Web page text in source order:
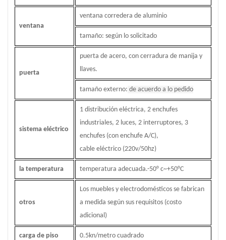
ventana
ventana corredera de aluminio
tamaño: según lo solicitado
puerta
puerta de acero, con cerradura de manija y
llaves.
tamaño externo: de acuerdo a lo pedido
sistema eléctrico
1 distribución eléctrica, 2 enchufes
industriales, 2 luces, 2 interruptores, 3
enchufes (con enchufe A/C),
cable eléctrico (220v/50hz)
la temperatura temperatura adecuada.-50° c~+50°C
otros
Los muebles y electrodomésticos se fabrican
a medida según sus requisitos (costo
adicional)
carga de piso 0.5kn/metro cuadrado